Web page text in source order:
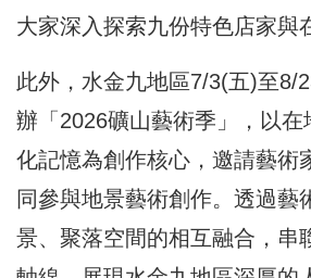
大家深入探索九份特色店家與
此外，水金九地區7/3(五)至8/
辦「2026礦山藝術季」，以在
化記憶為創作核心，邀請藝術
同參與地景藝術創作。透過藝
景、聚落空間的相互融合，串